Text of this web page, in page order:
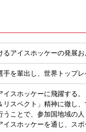
るアイスホッケーの発展
手を輩出し、世界トップ
イスホッケーに飛躍する。
リスペクト」精神に徹し
うことで、参加国地域の人
イスホッケーを通じ、ス